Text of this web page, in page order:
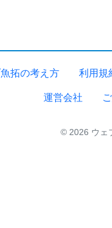
拓の考え方 利用規
運営会社
© 2026 ウェ